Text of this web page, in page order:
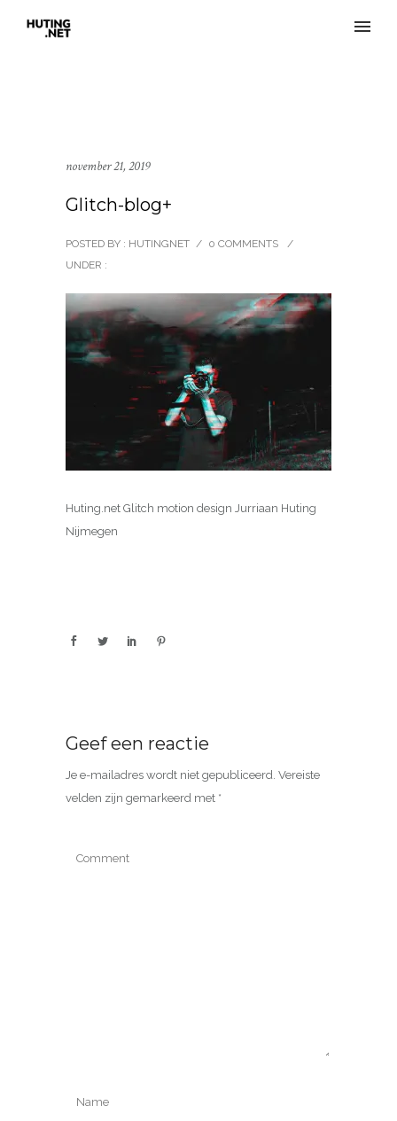
november 21, 2019
Glitch-blog+
POSTED BY : HUTINGNET / 0 COMMENTS
/
UNDER :
Huting.net Glitch motion design Jurriaan Huting
Nijmegen
Geef een reactie
Je e-mailadres wordt niet gepubliceerd. Vereiste
velden zijn gemarkeerd met *